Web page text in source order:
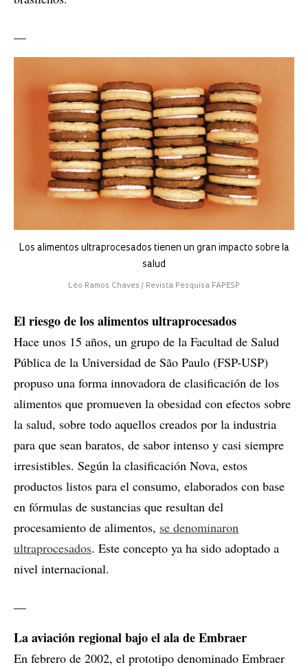
Los alimentos ultraprocesados tienen un gran impacto sobre la
salud
Léo Ramos Chaves / Revista Pesquisa FAPESP
El riesgo de los alimentos ultraprocesados
Hace unos 15 años, un grupo de la Facultad de Salud
Pública de la Universidad de São Paulo (FSP-USP)
propuso una forma innovadora de clasificación de los
alimentos que promueven la obesidad con efectos sobre
la salud, sobre todo aquellos creados por la industria
para que sean baratos, de sabor intenso y casi siempre
irresistibles. Según la clasificación Nova, estos
productos listos para el consumo, elaborados con base
en fórmulas de sustancias que resultan del
procesamiento de alimentos, se denominaron
ultraprocesados. Este concepto ya ha sido adoptado a
nivel internacional.
La aviación regional bajo el ala de Embraer
En febrero de 2002, el prototipo denominado Embraer